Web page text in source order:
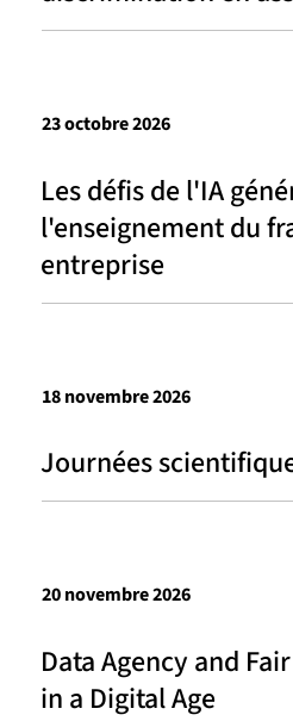
Les défis de l'IA
l'enseignement du
entreprise
23 octobre 2026
Journées
18 novembre 2026
Data Agency and
in a Digital Age
20 novembre 2026